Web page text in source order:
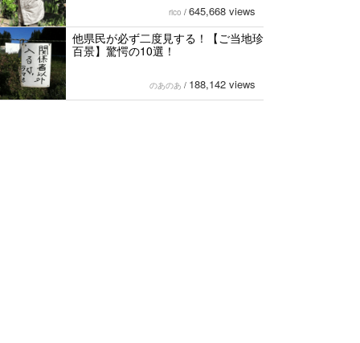
rico / 645,668 views
他県民が必ず二度見する！【ご当地珍
百景】驚愕の10選！
のあのあ / 188,142 views